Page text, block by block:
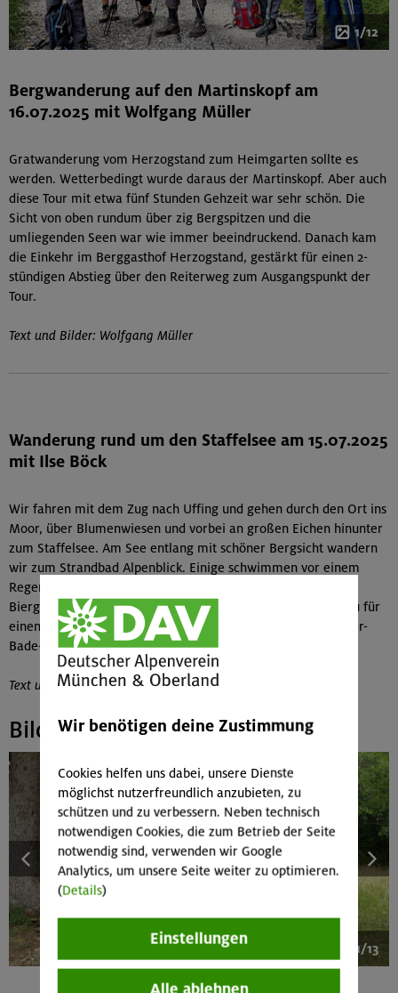
1/12
Bergwanderung auf den Martinskopf am
16.07.2025 mit Wolfgang Müller
Gratwanderung vom Herzogstand zum Heimgarten sollte es
werden. Wetterbedingt wurde daraus der Martinskopf. Aber auch
diese Tour mit etwa fünf Stunden Gehzeit war sehr schön. Die
Sicht von oben rundum über zig Bergspitzen und die
umliegenden Seen war wie immer beeindruckend. Danach kam
die Einkehr im Berggasthof Herzogstand, gestärkt für einen 2-
stündigen Abstieg über den Reiterweg zum Ausgangspunkt der
Tour.
Text und Bilder: Wolfgang Müller
Wanderung rund um den Staffelsee am 15.07.2025
mit Ilse Böck
Wir fahren mit dem Zug nach Uffing und gehen durch den Ort ins
Moor, über Blumenwiesen und vorbei an großen Eichen hinunter
zum Staffelsee. Am See entlang mit schöner Bergsicht wandern
wir zum Strandbad Alpenblick. Einige schwimmen vor einem
Regenschauer im Staffelsee und wir machen Mittag im
Biergarten. Dann geht es mit Boot oder zu Fuß nach Murnau für
einen Altstadtbummel vor der Rückfahrt. Ein schöner Wander-
Bade-Tag.
Text und Bilder: Ilse Böck
Bildergalerie
1/13
Wir benötigen deine Zustimmung
Cookies helfen uns dabei, unsere Dienste
möglichst nutzerfreundlich anzubieten, zu
schützen und zu verbessern. Neben technisch
notwendigen Cookies, die zum Betrieb der Seite
notwendig sind, verwenden wir Google
Analytics, um unsere Seite weiter zu optimieren.
(Details)
Einstellungen